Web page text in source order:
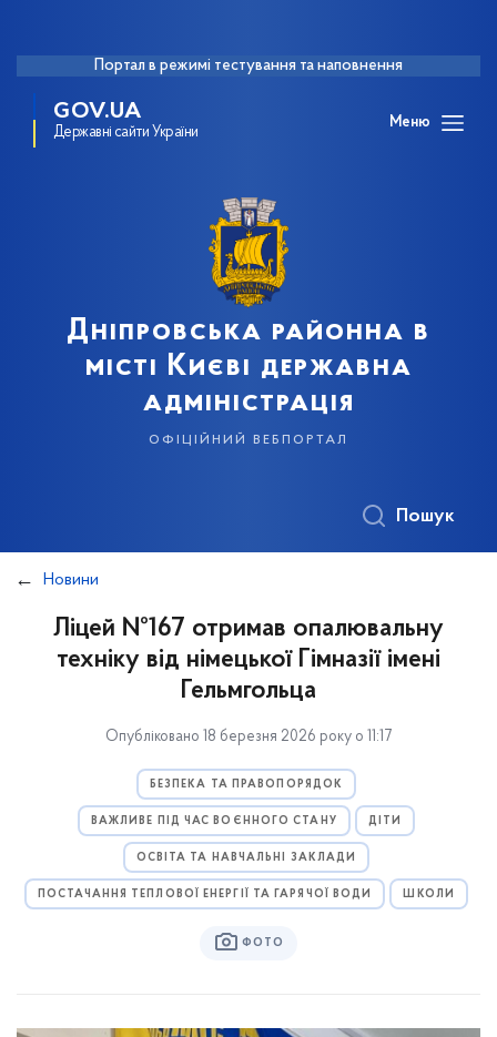
Портал в режимі тестування та наповнення
GOV.UA
Державні сайти України
Меню
Дніпровська районна в
місті Києві державна
адміністрація
офіційний вебпортал
Пошук
Новини
Ліцей №167 отримав опалювальну
техніку від німецької Гімназії імені
Гельмгольца
Опубліковано 18 березня 2026 року о 11:17
БЕЗПЕКА ТА ПРАВОПОРЯДОК
ВАЖЛИВЕ ПІД ЧАС ВОЄННОГО СТАНУ ДІТИ
ОСВІТА ТА НАВЧАЛЬНІ ЗАКЛАДИ
ПОСТАЧАННЯ ТЕПЛОВОЇ ЕНЕРГІЇ ТА ГАРЯЧОЇ ВОДИ ШКОЛИ
ФОТО